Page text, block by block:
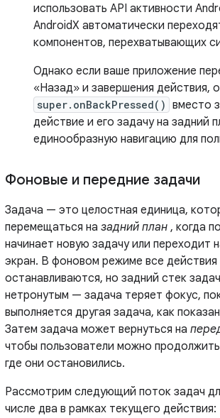
использовать API активности
AndroidX автоматически
компонентов, перехватывающих
Однако если ваше приложение
«Назад» и завершения действия,
super.onBackPressed() вместо
действие и его задачу на задний
единообразную навигацию для
Фоновые и передние задачи
Задача — это целостная единица,
перемещаться на задний план , когда
начинает новую задачу или переходит
экран. В фоновом режиме все действия
останавливаются, но задний стек
нетронутым — задача теряет фокус,
выполняется другая задача, как
Затем задача может вернуться на
чтобы пользователи можно
где они остановились.
Рассмотрим следующий поток задач
числе два в рамках текущего действия: